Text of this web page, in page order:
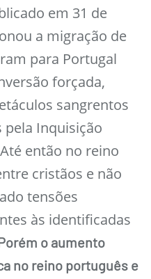
em 31 de
a migração de
para Portugal
forçada,
sangrentos
Inquisição
então no reino
cristãos e não
tensões
às identificadas
o aumento
no reino português e